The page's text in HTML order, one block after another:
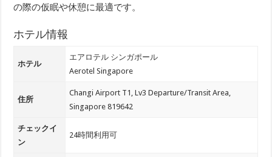
の際の仮眠や休憩に最適です。
ホテル情報
ホテル
エアロテル シンガポール
Aerotel Singapore
住所
Changi Airport T1, Lv3 Departure/Transit Area,
Singapore 819642
チェックイ
ン
24時間利用可